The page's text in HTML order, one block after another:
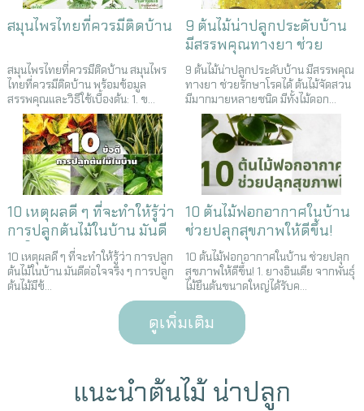
สมุนไพรไทยที่ควรมีติดบ้าน
สมุนไพรไทยที่ควรมีติดบ้าน สมุนไพร
ไทยที่ควรมีติดบ้าน พร้อมข้อมูล
สรรพคุณและวิธีใช้เบื้องต้น: 1. ข...
9 ต้นไม้น่าปลูกประดับบ้าน
มีสรรพคุณทางยา ช่วย
รักษาโรคได้
9 ต้นไม้น่าปลูกประดับบ้าน มีสรรพคุณ
ทางยา ช่วยรักษาโรคได้ ต้นไม้จัดสวน
มีมากมายหลายชนิด มีทั้งไม้ดอก...
10 เหตุผลดี ๆ ที่จะทำให้รู้ว่า
การปลูกต้นไม้ในบ้าน มันดี
ต่อใจจริง ๆ
10 เหตุผลดี ๆ ที่จะทำให้รู้ว่า การปลูก
ต้นไม้ในบ้าน มันดีต่อใจจริง ๆ การปลูก
ต้นไม้มีข้...
10 ต้นไม้ฟอกอากาศในบ้าน
ช่วยปลุกสุขภาพให้ดีขึ้น!
10 ต้นไม้ฟอกอากาศในบ้าน ช่วยปลุก
สุขภาพให้ดีขึ้น! 1. ยางอินเดีย จากพันธุ์
ไม้ยืนต้นขนาดใหญ่ได้รับค...
ดูเพิ่มเติม
แนะนำต้นไม้ น่าปลูก